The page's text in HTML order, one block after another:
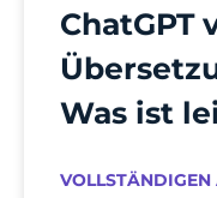
ChatGPT
Was ist
VOLLSTÄNDIGEN